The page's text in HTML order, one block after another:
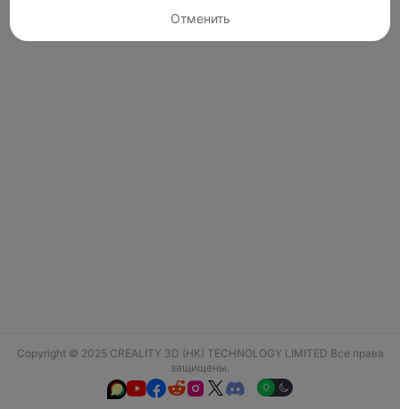
Copyright © 2025 CREALITY 3D (HK) TECHNOLOGY LIMITED Все права
защищены.
  
Отменить